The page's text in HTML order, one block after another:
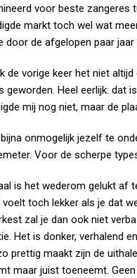
voor beste zangeres
markt toch wel wat
door de afgelopen paar
de vorige keer het niet
geworden. Heel eerlijk: dat
mij nog niet, maar de
onmogelijk jezelf te
Voor de scherpe
is het wederom gelukt af
voelt toch lekker als je dat
zal je dan ook niet
Het is donker, verhalend
prettig maakt zijn de
maar juist toeneemt. Geen